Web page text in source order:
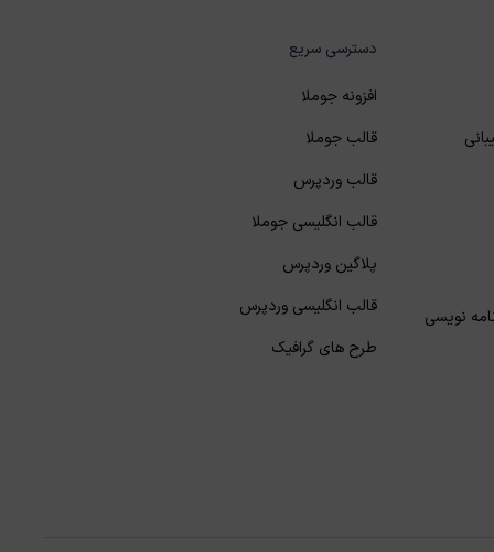
نویسی
دسترسی سریع
افزونه جوملا
قالب جوملا
قالب وردپرس
قالب انگلیسی جوملا
پلاگین وردپرس
قالب انگلیسی وردپرس
طرح های گرافیک